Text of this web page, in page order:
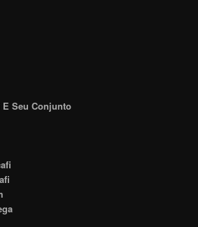
Seu Conjunto